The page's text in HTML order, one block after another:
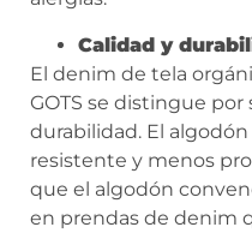
Calidad y
El denim de tela
GOTS se distingue por
durabilidad. El
resistente y menos
que el algodón
en prendas de denim